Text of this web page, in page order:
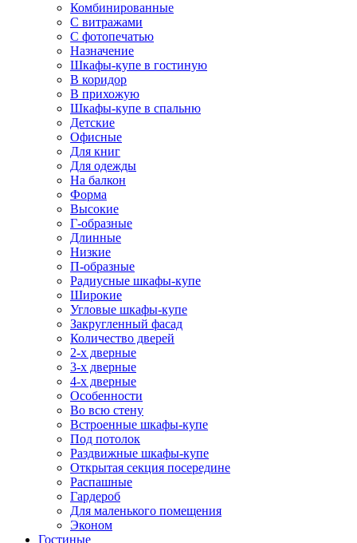
Комбинированные
С витражами
С фотопечатью
Назначение
Шкафы-купе в гостиную
В коридор
В прихожую
Шкафы-купе в спальню
Детские
Офисные
Для книг
Для одежды
На балкон
Форма
Высокие
Г-образные
Длинные
Низкие
П-образные
Радиусные шкафы-купе
Широкие
Угловые шкафы-купе
Закругленный фасад
Количество дверей
2-х дверные
3-х дверные
4-х дверные
Особенности
Во всю стену
Встроенные шкафы-купе
Под потолок
Раздвижные шкафы-купе
Открытая секция посередине
Распашные
Гардероб
Для маленького помещения
Эконом
Гостиные